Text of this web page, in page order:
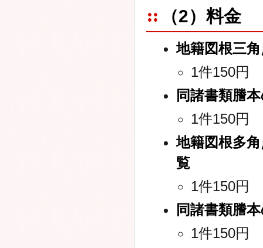
（2）料金
地籍図根三
1件150円
同諸書類謄
1件150円
地籍図根多
覧
1件150円
同諸書類謄
1件150円